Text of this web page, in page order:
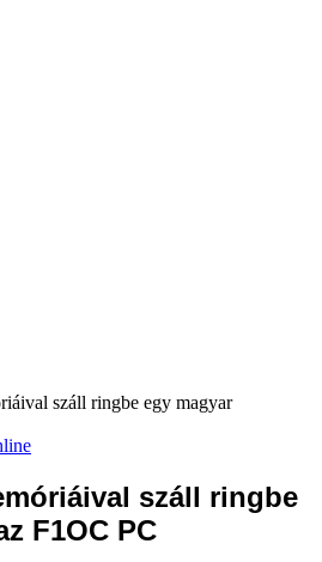
száll ringbe egy magyar
száll ringbe
F1OC PC